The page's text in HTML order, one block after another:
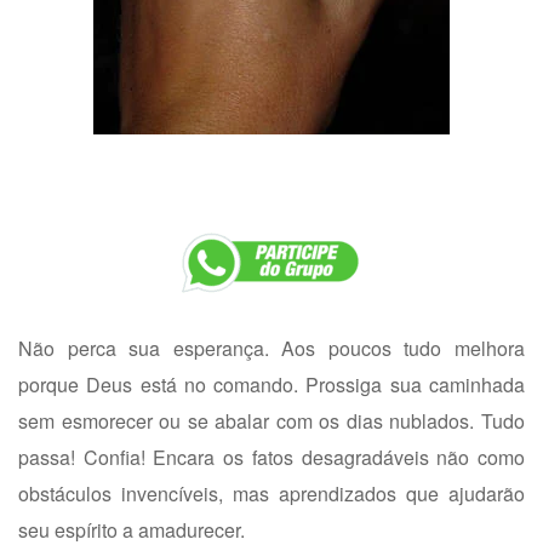
Não perca sua esperança. Aos poucos tudo melhora
porque Deus está no comando. Prossiga sua caminhada
sem esmorecer ou se abalar com os dias nublados. Tudo
passa! Confia! Encara os fatos desagradáveis não como
obstáculos invencíveis, mas aprendizados que ajudarão
seu espírito a amadurecer.